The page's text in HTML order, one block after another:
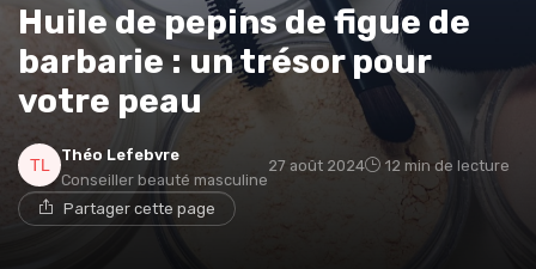
Huile de pepins de figue de
barbarie : un trésor pour
votre peau
Théo Lefebvre
Conseiller beauté masculine
27 août 2024 12 min de lecture
Partager cette page